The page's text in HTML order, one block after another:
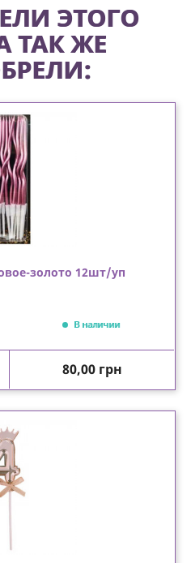
ЭТОГО
ТАК ЖЕ
золото 12шт/уп
В наличии
Цена
80,00 грн